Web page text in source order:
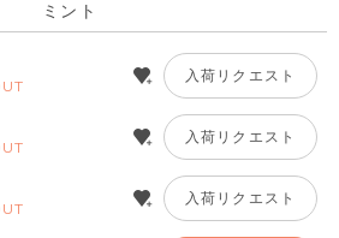
ミント
入荷リクエスト
入荷リクエスト
入荷リクエスト